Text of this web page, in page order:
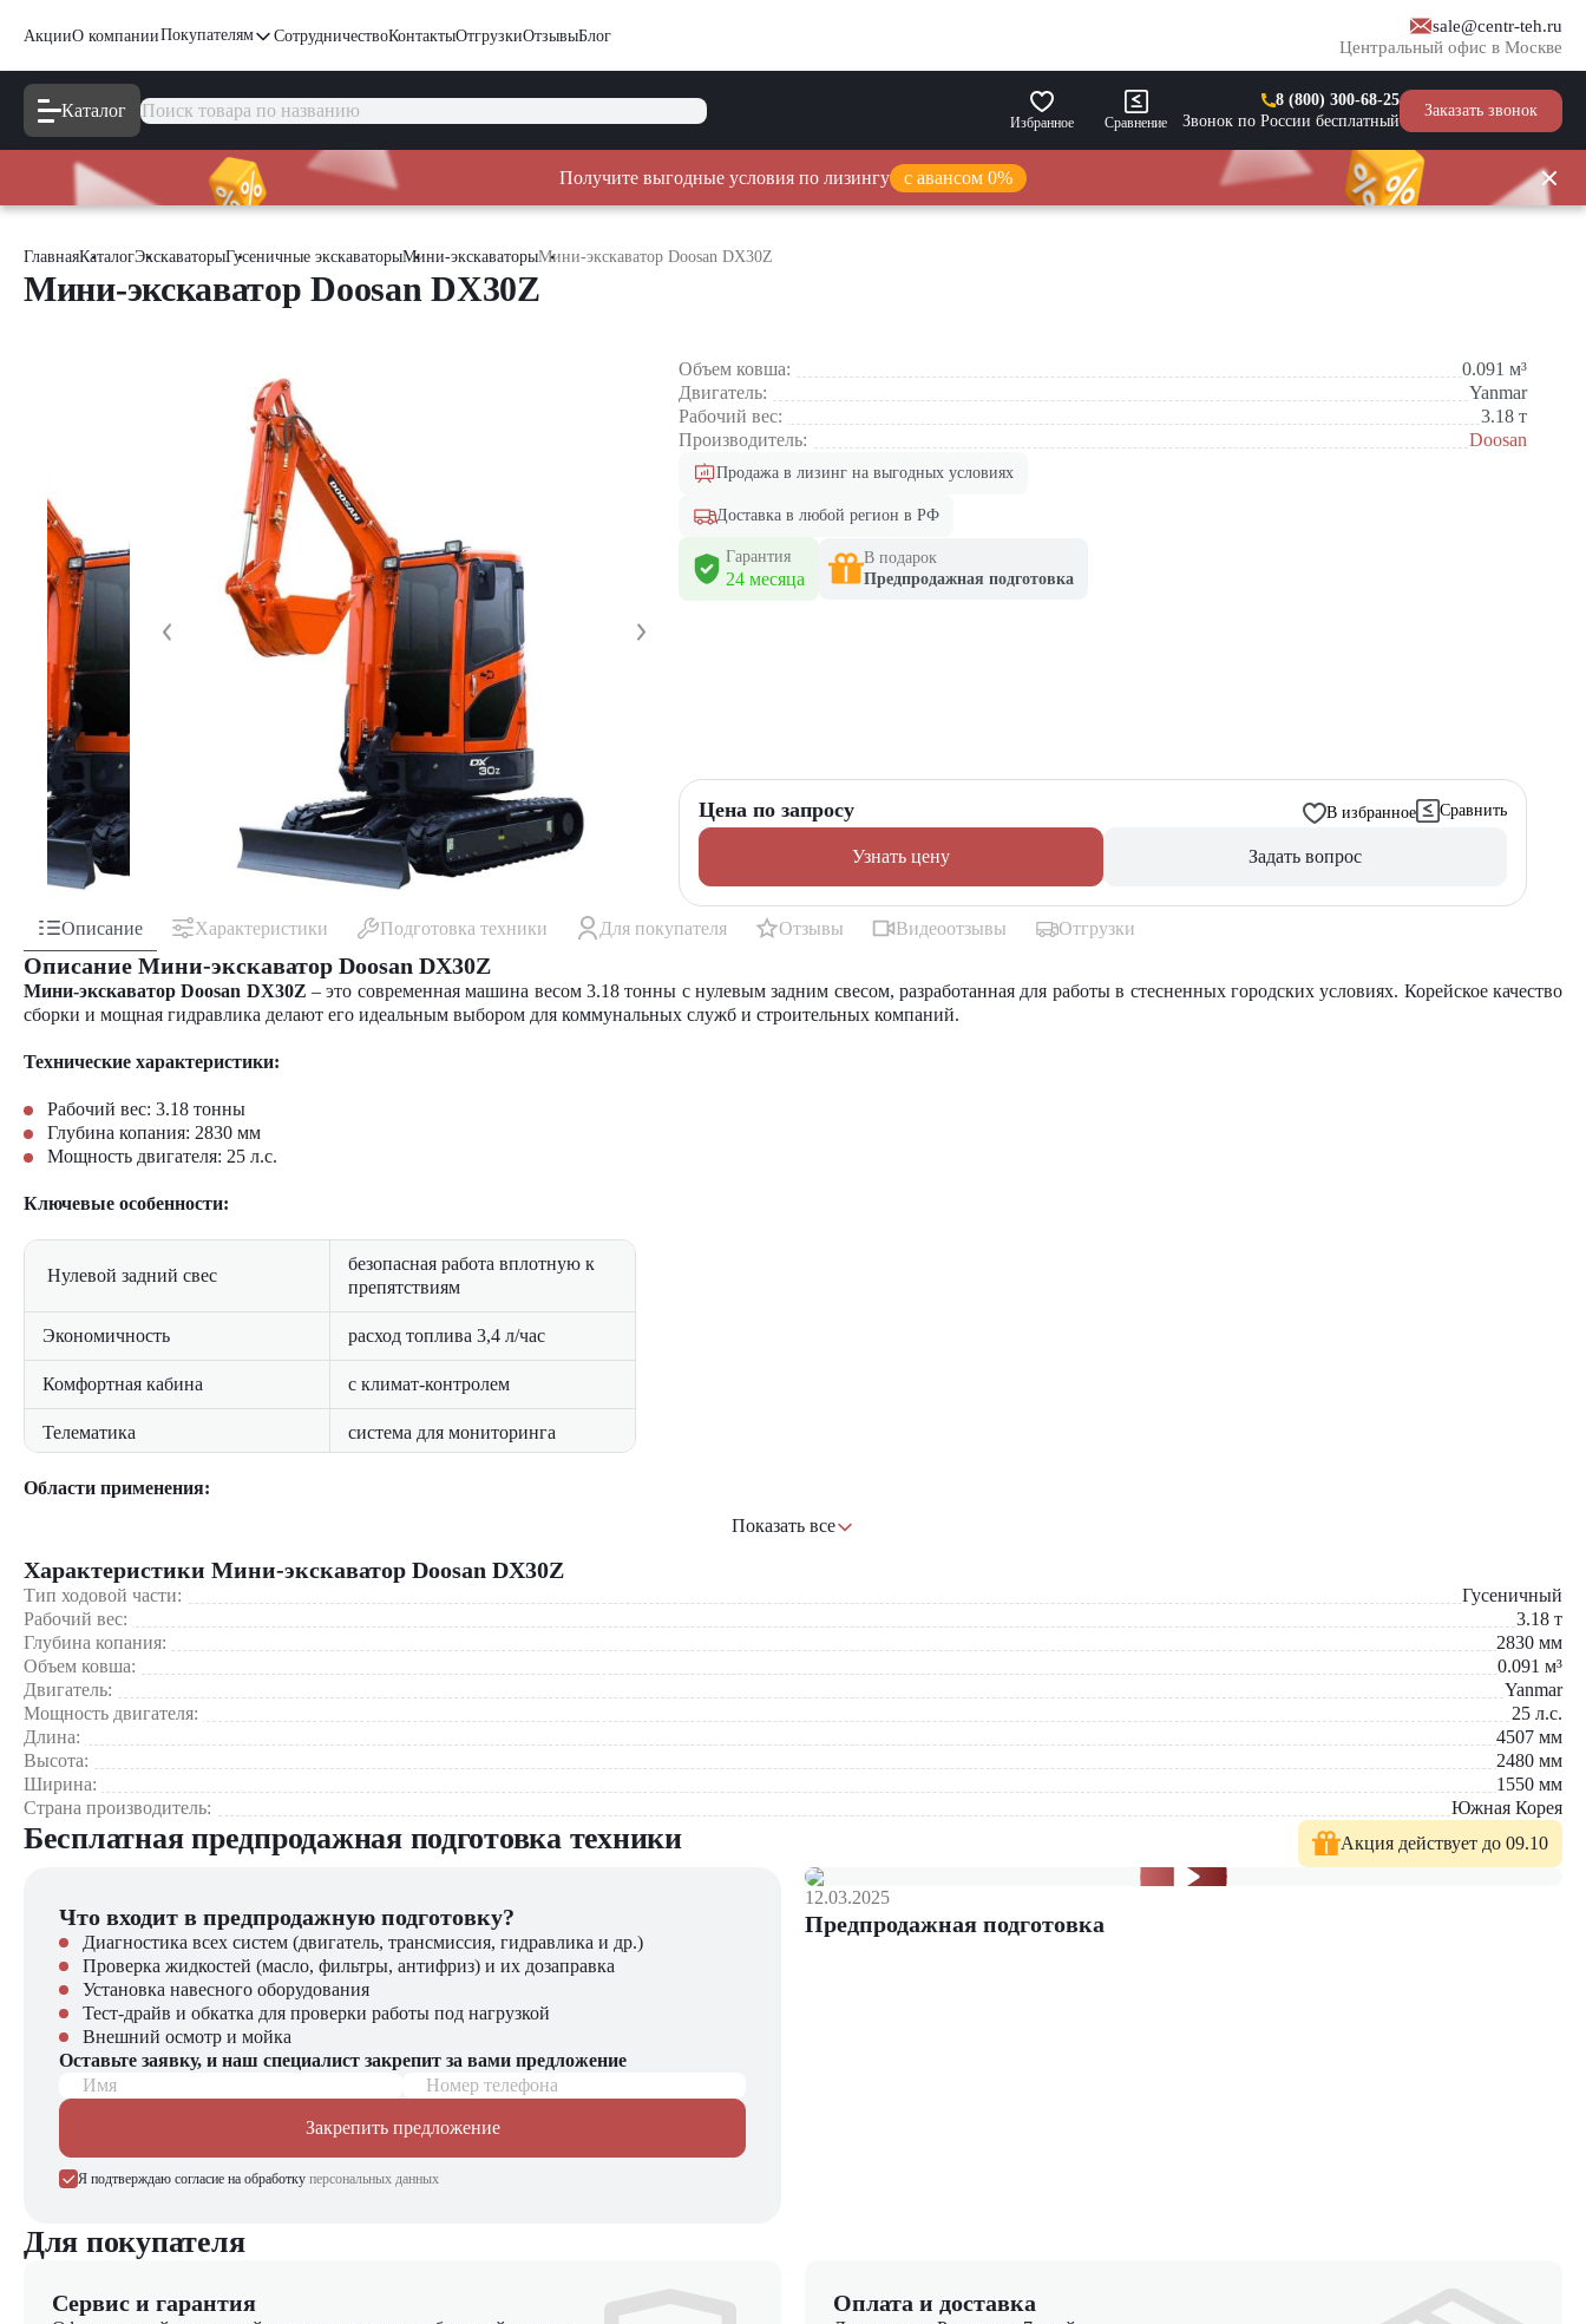
АкцииО компанииПокупателям СотрудничествоКонтактыОтгрузкиОтзывыБлог
sale@centr-teh.ru
Центральный офис в Москве
Каталог
Избранное Сравнение
8 (800) 300-68-25
Звонок по России бесплатный
Заказать звонок
Получите выгодные условия по лизингу с авансом 0%
ГлавнаяКаталогЭкскаваторыГусеничные экскаваторыМини-экскаваторыМини-экскаватор Doosan DX30Z
Мини-экскаватор Doosan DX30Z
Объем ковша: 0.091 м³
Двигатель:
Yanmar
Рабочий вес:
3.18 т
Производитель:
Doosan
Продажа в лизинг на выгодных условиях
Доставка в любой регион в РФ
Гарантия
24 месяца
В подарок
Предпродажная подготовка
Цена по запросу В избранное Сравнить
Узнать цену Задать вопрос
Описание Характеристики Подготовка техники Для покупателя Отзывы Видеоотзывы Отгрузки
Описание Мини-экскаватор Doosan DX30Z
Мини-экскаватор Doosan DX30Z – это современная машина весом 3.18 тонны с нулевым задним свесом, разработанная для работы в стесненных городских условиях. Корейское качество
сборки и мощная гидравлика делают его идеальным выбором для коммунальных служб и строительных компаний.
Технические характеристики:
Рабочий вес: 3.18 тонны
Глубина копания: 2830 мм
Мощность двигателя: 25 л.с.
Ключевые особенности:
Нулевой задний свес
безопасная работа вплотную к
препятствиям
Экономичность расход топлива 3,4 л/час
Комфортная кабина с климат-контролем
Телематика система для мониторинга
Области применения:
Коммунальные работы
Ландшафтный дизайн
Прокладка коммуникаций
Демонтажные работы
Компания "ЦТО" Официальный дилерDoosanв России.Мы предлагаем:
Гарантия 2 года
Оригинальные запчасти в наличии
Гибкие программы лизинга
Бесплатная диагностика при покупке
Doosan DX30Z– мощность и маневренность для городских задач!
Показать все
Характеристики Мини-экскаватор Doosan DX30Z
Тип ходовой части:
Гусеничный
Рабочий вес:
3.18 т
Глубина копания:
2830 мм
Объем ковша:
0.091 м³
Двигатель:
Yanmar
Мощность двигателя:
25 л.с.
Длина:
4507 мм
Высота:
2480 мм
Ширина:
1550 мм
Страна производитель:
Южная Корея
Бесплатная предпродажная подготовка техники Акция действует до 09.10
Что входит в предпродажную подготовку?
Диагностика всех систем (двигатель, трансмиссия, гидравлика и др.)
Проверка жидкостей (масло, фильтры, антифриз) и их дозаправка
Установка навесного оборудования
Тест-драйв и обкатка для проверки работы под нагрузкой
Внешний осмотр и мойка
Оставьте заявку, и наш специалист закрепит за вами предложение
Имя
Номер телефона
Закрепить предложение
Я подтверждаю согласие на обработку персональных данных
12.03.2025
Предпродажная подготовка
Для покупателя
Сервис и гарантия Оплата и доставка